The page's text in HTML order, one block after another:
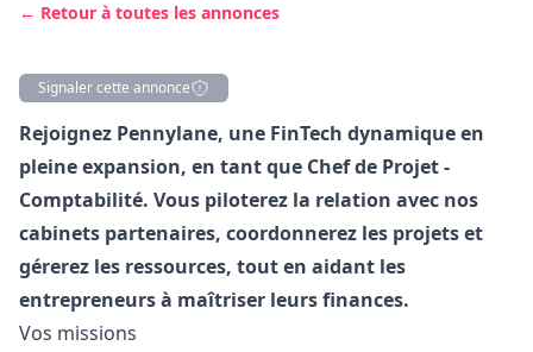
← Retour à toutes les annonces
Signaler cette annonce
Description
Rejoignez Pennylane, une FinTech dynamique en
pleine expansion, en tant que Chef de Projet -
Comptabilité. Vous piloterez la relation avec nos
cabinets partenaires, coordonnerez les projets et
gérerez les ressources, tout en aidant les
entrepreneurs à maîtriser leurs finances.
Vos missions